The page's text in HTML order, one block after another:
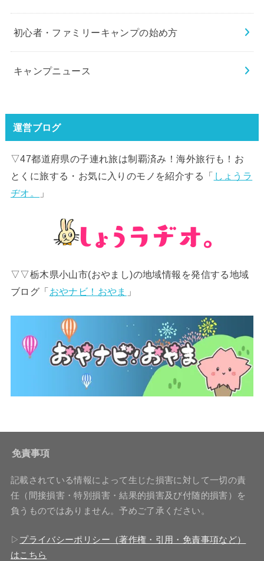
初心者・ファミリーキャンプの始め方
キャンプニュース
運営ブログ
▽47都道府県の子連れ旅は制覇済み！海外旅行も！お
とくに旅する・お気に入りのモノを紹介する「 しょうラ
ヂオ。
」
▽▽栃木県小山市(おやまし)の地域情報を発信する地域
ブログ「おやナビ！おやま 」
免責事項
記載されている情報によって生じた損害に対して一切の責
任（間接損害・特別損害・結果的損害及び付随的損害）を
負うものではありません。予めご了承ください。
▷ プライバシーポリシー（著作権・引用・免責事項など）
はこちら